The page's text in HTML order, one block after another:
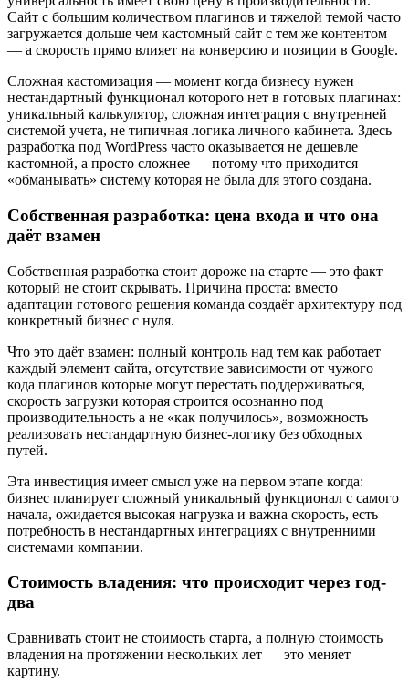
Сайт с большим количеством плагинов и тяжелой темой часто
загружается дольше чем кастомный сайт с тем же контентом
— а скорость прямо влияет на конверсию и позиции в Google.
Сложная кастомизация — момент когда бизнесу нужен
нестандартный функционал которого нет в готовых плагинах:
уникальный калькулятор, сложная интеграция с внутренней
системой учета, не типичная логика личного кабинета. Здесь
разработка под WordPress часто оказывается не дешевле
кастомной, а просто сложнее — потому что приходится
«обманывать» систему которая не была для этого создана.
Собственная разработка: цена входа и что она
даёт взамен
Собственная разработка стоит дороже на старте — это факт
который не стоит скрывать. Причина проста: вместо
адаптации готового решения команда создаёт архитектуру под
конкретный бизнес с нуля.
Что это даёт взамен: полный контроль над тем как работает
каждый элемент сайта, отсутствие зависимости от чужого
кода плагинов которые могут перестать поддерживаться,
скорость загрузки которая строится осознанно под
производительность а не «как получилось», возможность
реализовать нестандартную бизнес-логику без обходных
путей.
Эта инвестиция имеет смысл уже на первом этапе когда:
бизнес планирует сложный уникальный функционал с самого
начала, ожидается высокая нагрузка и важна скорость, есть
потребность в нестандартных интеграциях с внутренними
системами компании.
Стоимость владения: что происходит через год-
два
Сравнивать стоит не стоимость старта, а полную стоимость
владения на протяжении нескольких лет — это меняет
картину.